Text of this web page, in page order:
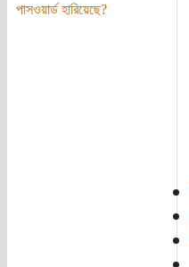
পাসওয়ার্ড হারিয়েছে?